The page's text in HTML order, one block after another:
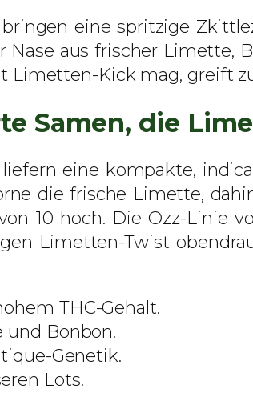
–
P
e
f
c
t
T
r
–
eine spritzige
aus frischer Limette,
Kick mag, greift
Samen, die
eine kompakte,
die frische Limette,
10 hoch. Die Ozz-Linie
Limetten-Twist
THC-Gehalt.
Bonbon.
Genetik.
Lots.